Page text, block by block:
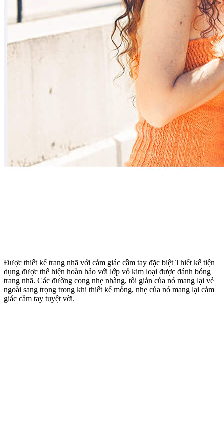
Được thiết kế trang nhã với cảm giác cầm tay đặc biệt Thiết kế tiện
dụng được thể hiện hoàn hảo với lớp vỏ kim loại được đánh bóng
trang nhã. Các đường cong nhẹ nhàng, tối giản của nó mang lại vẻ
ngoài sang trọng trong khi thiết kế mỏng, nhẹ của nó mang lại cảm
giác cầm tay tuyệt vời.